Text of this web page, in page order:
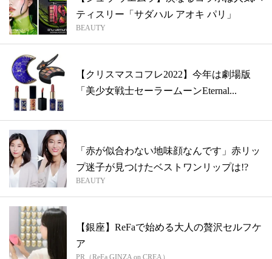
ティスリー「サダハル アオキ パリ」
BEAUTY
【クリスマスコフレ2022】今年は劇場版
「美少女戦士セーラームーンEternal...
「赤が似合わない地味顔なんです」赤リッ
プ迷子が見つけたベストワンリップは!?
BEAUTY
【銀座】ReFaで始める大人の贅沢セルフケ
ア
PR（ReFa GINZA on CREA）